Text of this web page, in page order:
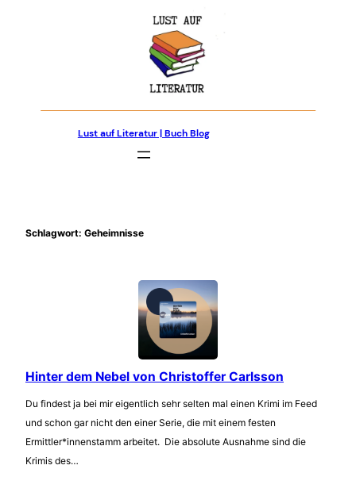
Lust auf Literatur | Buch Blog
Schlagwort: Geheimnisse
Hinter dem Nebel von Christoffer Carlsson
Du findest ja bei mir eigentlich sehr selten mal einen Krimi im Feed
und schon gar nicht den einer Serie, die mit einem festen
Ermittler*innenstamm arbeitet. Die absolute Ausnahme sind die
Krimis des…